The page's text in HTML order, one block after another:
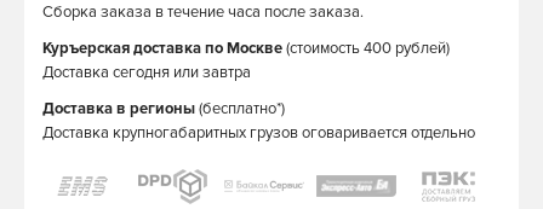
Сборка заказа в течение часа после заказа.
Куръерская доставка по Москве(стоимость 400 рублей)
Доставка сегодня или завтра
Доставка в регионы(бесплатно*)
Доставка крупногабаритных грузов оговаривается отдельно